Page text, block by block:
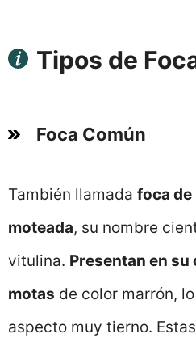
Tipos de
Foca Común
También llamada foca
moteada, su nombre
vitulina. Presentan en su
motas de color marrón,
aspecto muy tierno.